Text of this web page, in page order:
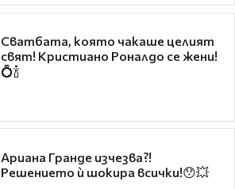
Сватбата, която чакаше целият
свят! Кристиано Роналдо се жени!
💍🍾
Ариана Гранде изчезва?!
Решението ѝ шокира всички!😯💥